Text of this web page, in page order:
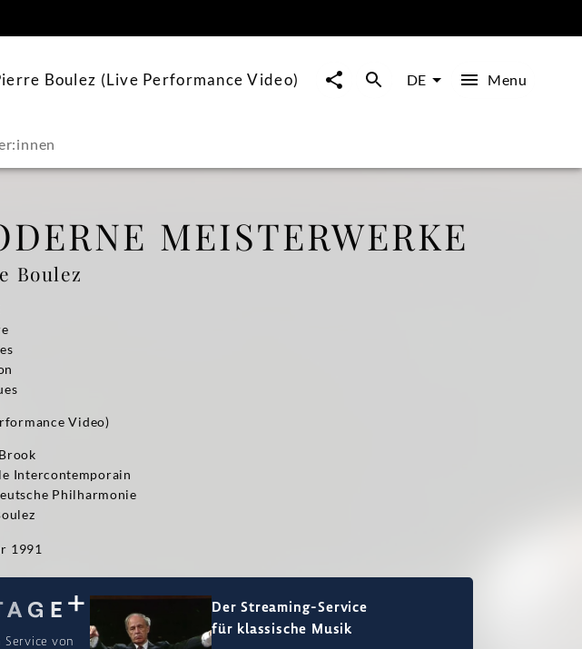
Boulez (Live Performance Video) DE Menu
MEISTERWERKE
Boulez
Video)
Intercontemporain
Philharmonie
1991
Service von
Der Streaming-Service
für klassische Musik